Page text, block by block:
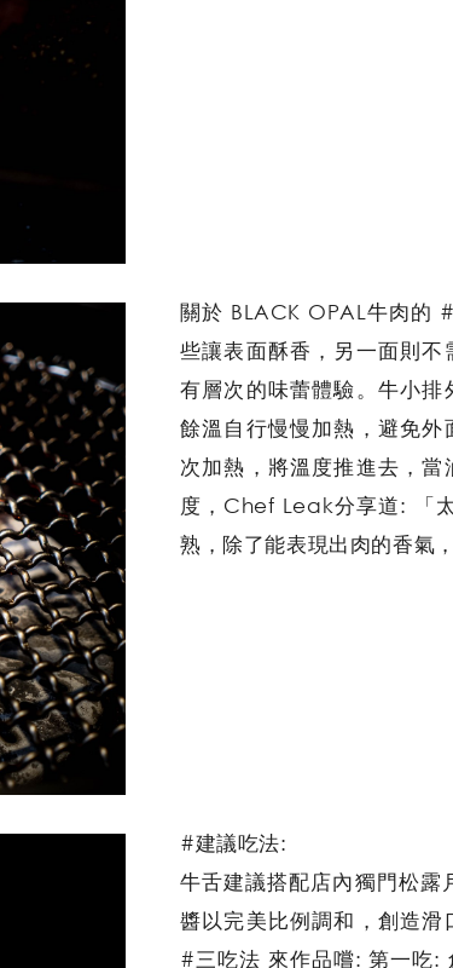
關於 BLACK OPAL牛肉的
些讓表面酥香，另一面則
有層次的味蕾體驗。牛小
餘溫自行慢慢加熱，避免外
次加熱，將溫度推進去，
度，Chef Leak分享道: 「
熟，除了能表現出肉的香氣
#建議吃法:
牛舌建議搭配店內獨門松露
醬以完美比例調和，創造
#三吃法 來作品嚐: 第一吃: